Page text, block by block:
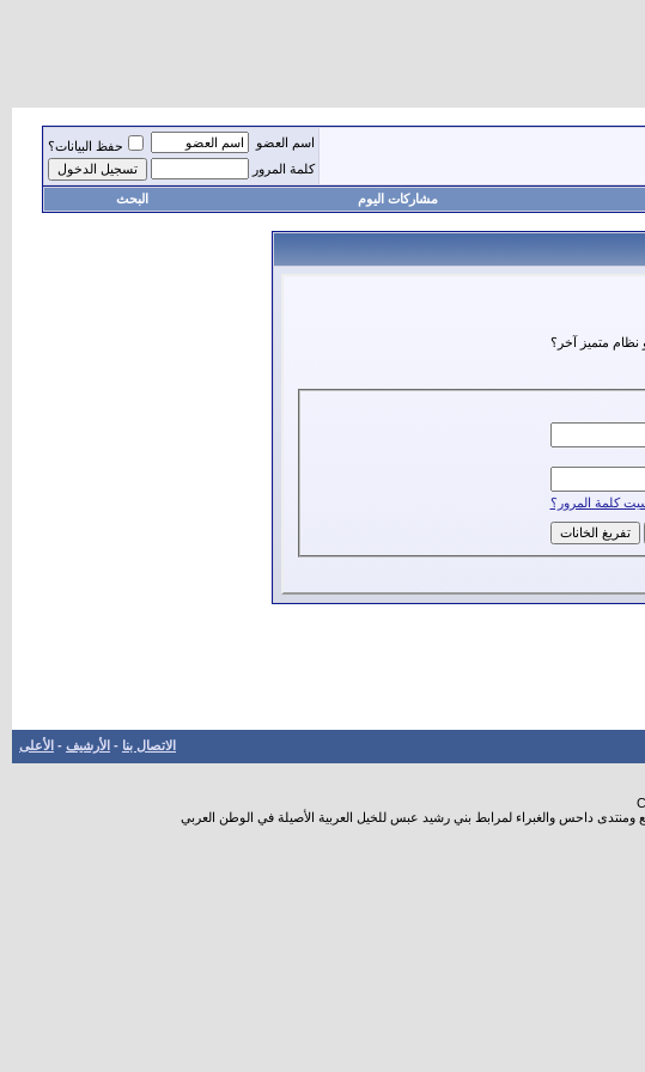
اسم العضو
حفظ البيانات؟
كلمة المرور
مشاركات اليوم البحث
متميز آخر؟
كلمة المرور؟
الاتصال بنا - الأرشيف - الأعلى
ومنتدى داحس والغبراء لمرابط بني رشيد عبس للخيل العربية الأصيلة في الوطن العربي